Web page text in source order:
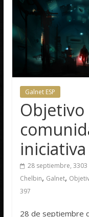
Galnet ESP
Objetivo
28 septiembre, 3303
Chelbin, Galnet,
397
28 de septiembre